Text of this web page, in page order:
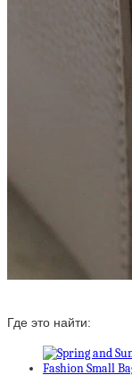
Где это найти: